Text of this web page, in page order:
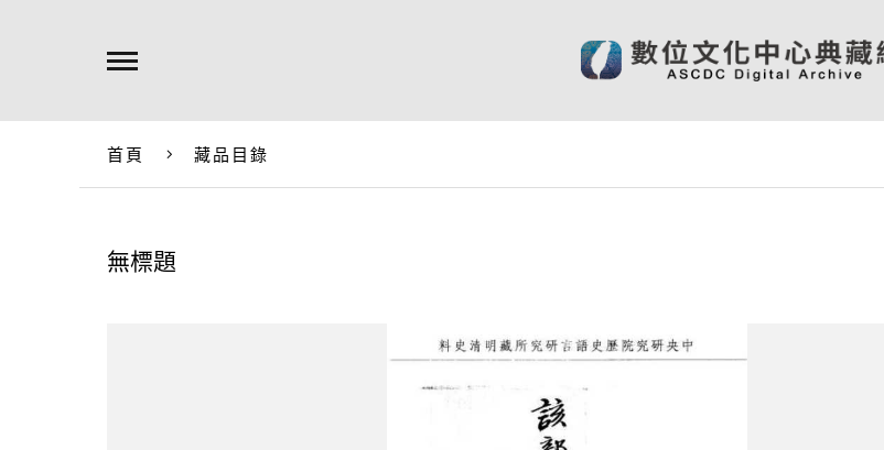
首頁 藏品目錄
無標題